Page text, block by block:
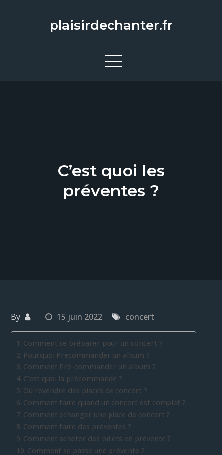
plaisirdechanter.fr
C’est quoi les
préventes ?
By 15 juin 2022 concert
Comment se préparer pour un concert ?
Pourquoi Precommander un album ?
Comment Pré-commander un album ?
C’est quoi la précommande ?
Où revendre des places de concert ?
Comment faire quand un concert est complet ?
Comment echanger une place de concert ?
Comment faire des préventes ?
Comment acheter des billets en prévente ?
Comment se passe une prévente ?